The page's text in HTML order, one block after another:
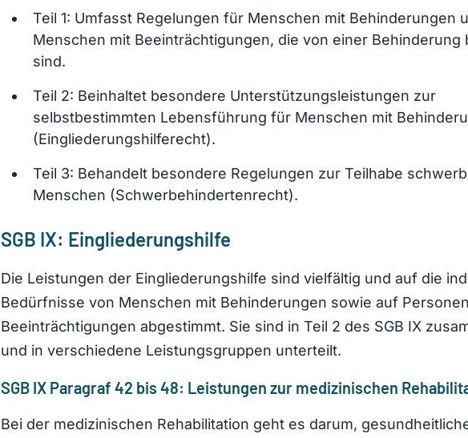
Teil 1: Umfasst Regelungen für Menschen mit Behinderungen
Menschen mit Beeinträchtigungen, die von einer Behinderung
sind.
Teil 2: Beinhaltet besondere Unterstützungsleistungen zur
selbstbestimmten Lebensführung für Menschen mit
(Eingliederungshilferecht).
Teil 3: Behandelt besondere Regelungen zur Teilhabe
Menschen (Schwerbehindertenrecht).
SGB IX: Eingliederungshilfe
Die Leistungen der Eingliederungshilfe sind vielfältig und auf die
Bedürfnisse von Menschen mit Behinderungen sowie auf
Beeinträchtigungen abgestimmt. Sie sind in Teil 2 des SGB IX
und in verschiedene Leistungsgruppen unterteilt.
SGB IX Paragraf 42 bis 48: Leistungen zur medizinischen
Bei der medizinischen Rehabilitation geht es darum,